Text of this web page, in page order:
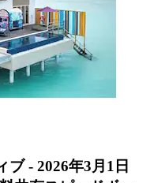
ブ - 2026年3月1日